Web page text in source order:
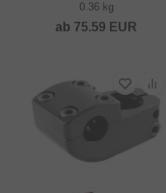
0.36 kg
ab 75.59 EUR